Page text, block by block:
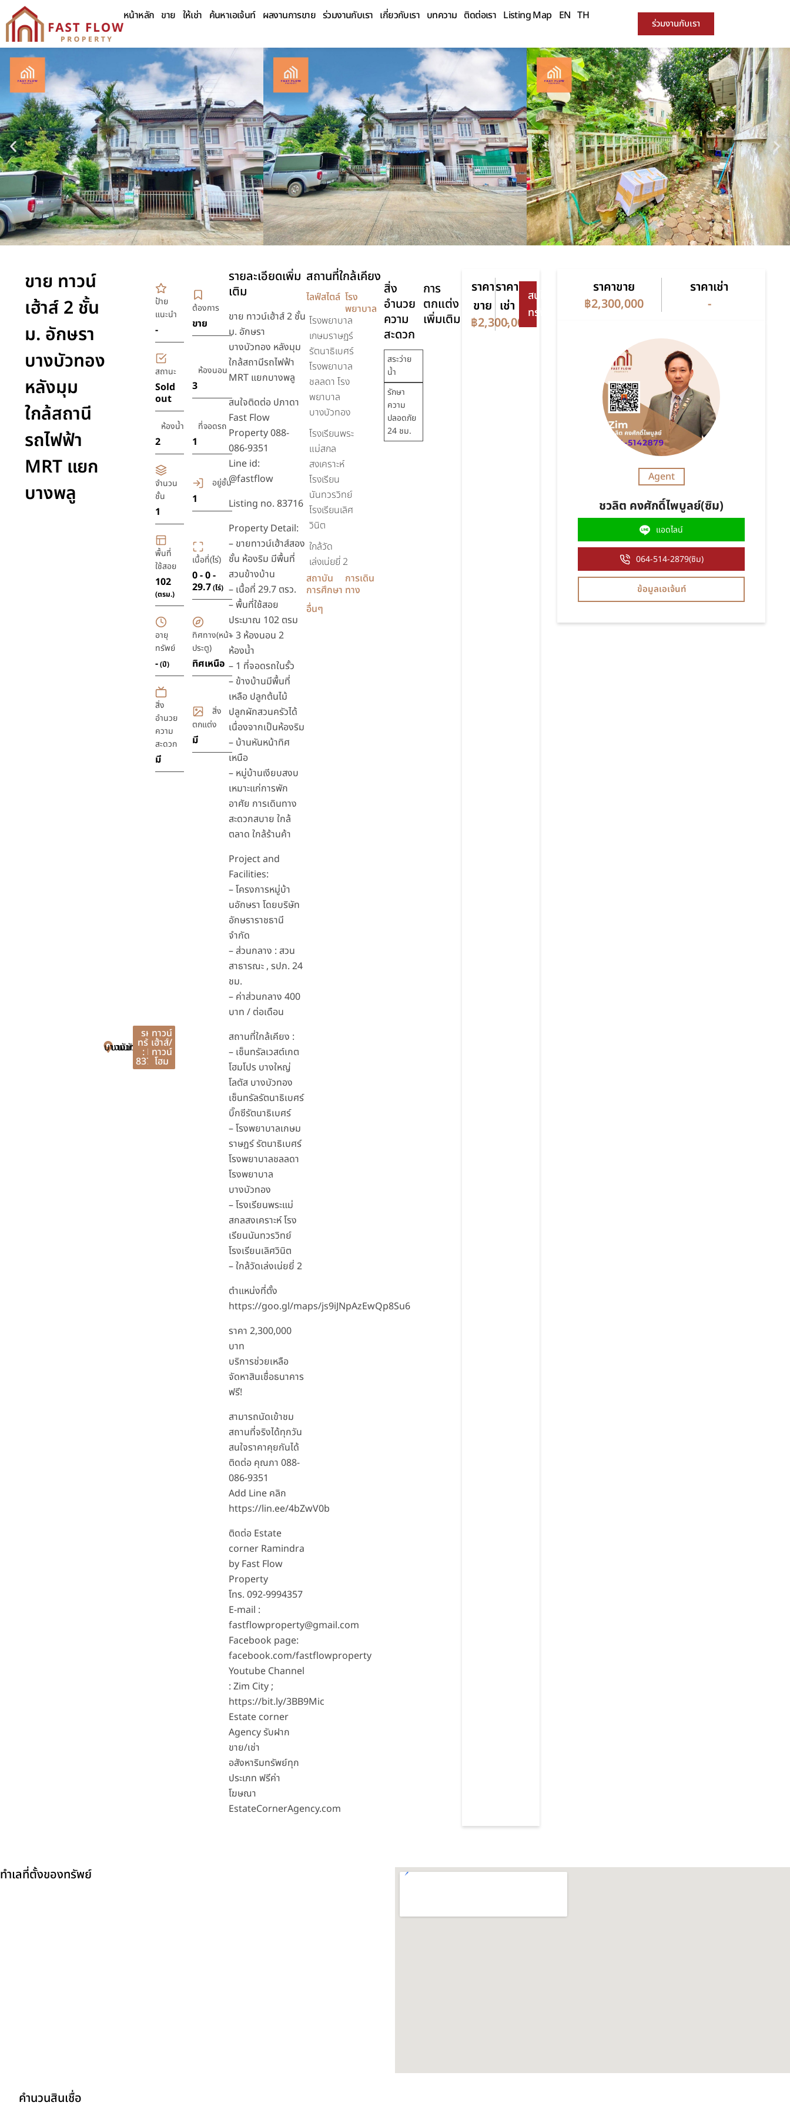
หน้าหลัก ขาย ให้เช่า ค้นหาเอเจ้นท์ ผลงานการขาย ร่วมงานกับเรา เกี่ยวกับเรา บทความ ติดต่อเรา Listing Map EN TH
ร่วมงานกับเรา
ขาย ทาวน์
เฮ้าส์ 2 ชั้น
ม. อักษรา
บางบัวทอง
หลังมุม
ใกล้สถานี
รถไฟฟ้า
MRT แยก
บางพลู
บางบัวทอง
บางบัวทอง
นนทบุรี
รหัส
ทรัพย์
: FF
83716
ทาวน์
เฮ้าส์/
ทาวน์
โฮม
ป้าย
แนะนำ
-
ต้องการ
ขาย
สถานะ
Sold
out
ห้องนอน
3
ห้องน้ำ
2
ที่จอดรถ
1
จำนวน
ชั้น
1
อยู่ชั้น
1
พื้นที่
ใช้สอย
102
(ตรม.)
เนื้อที่(ไร่)
0 - 0 -
29.7(ไร่)
อายุ
ทรัพย์
-(ปี)
ทิศทาง(หน้า
ประตู)
ทิศเหนือ
สิ่ง
อำนวย
ความ
สะดวก
มี
สิ่ง
ตกแต่ง
มี
รายละเอียดเพิ่ม
เติม
ขาย ทาวน์เฮ้าส์ 2 ชั้น
ม. อักษรา
บางบัวทอง หลังมุม
ใกล้สถานีรถไฟฟ้า
MRT แยกบางพลู
สนใจติดต่อ ปภาดา
Fast Flow
Property 088-
086-9351
Line id:
@fastflow
Listing no. 83716
Property Detail:
– ขายทาวน์เฮ้าส์สอง
ชั้น ห้องริม มีพื้นที่
สวนข้างบ้าน
– เนื้อที่ 29.7 ตรว.
– พื้นที่ใช้สอย
ประมาณ 102 ตรม
– 3 ห้องนอน 2
ห้องน้ำ
– 1 ที่จอดรถในรั้ว
– ข้างบ้านมีพื้นที่
เหลือ ปลูกต้นไม้
ปลูกผักสวนครัวได้
เนื่องจากเป็นห้องริม
– บ้านหันหน้าทิศ
เหนือ
– หมู่บ้านเงียบสงบ
เหมาะแก่การพัก
อาศัย การเดินทาง
สะดวกสบาย ใกล้
ตลาด ใกล้ร้านค้า
Project and
Facilities:
– โครงการหมู่บ้า
นอักษรา โดยบริษัท
อักษราราชธานี
จำกัด
– ส่วนกลาง : สวน
สาธารณะ , รปภ. 24
ชม.
– ค่าส่วนกลาง 400
บาท / ต่อเดือน
สถานที่ใกล้เคียง :
– เซ็นทรัลเวสต์เกต
โฮมโปร บางใหญ่
โลตัส บางบัวทอง
เซ็นทรัลรัตนาธิเบศร์
บิ๊กซีรัตนาธิเบศร์
– โรงพยาบาลเกษม
ราษฏร์ รัตนาธิเบศร์
โรงพยาบาลชลลดา
โรงพยาบาล
บางบัวทอง
– โรงเรียนพระแม่
สกลสงเคราะห์ โรง
เรียนนันทวรวิทย์
โรงเรียนเลิศวินิต
– ใกล้วัดเล่งเน่ยยี่ 2
ตำแหน่งที่ตั้ง
https://goo.gl/maps/js9iJNpAzEwQp8Su6
ราคา 2,300,000
บาท
บริการช่วยเหลือ
จัดหาสินเชื่อธนาคาร
ฟรี!
สามารถนัดเข้าชม
สถานที่จริงได้ทุกวัน
สนใจราคาคุยกันได้
ติดต่อ คุณภา 088-
086-9351
Add Line คลิก
https://lin.ee/4bZwV0b
ติดต่อ Estate
corner Ramindra
by Fast Flow
Property
โทร. 092-9994357
E-mail :
fastflowproperty@gmail.com
Facebook page:
facebook.com/fastflowproperty
Youtube Channel
: Zim City ;
https://bit.ly/3BB9Mic
Estate corner
Agency รับฝาก
ขาย/เช่า
อสังหาริมทรัพย์ทุก
ประเภท ฟรีค่า
โฆษณา
EstateCornerAgency.com
สถานที่ใกล้เคียง
ไลฟ์สไตล์
โรงพยาบาล
เกษมราษฏร์
รัตนาธิเบศร์
โรงพยาบาล
ชลลดา โรง
พยาบาล
บางบัวทอง
โรงเรียนพระ
แม่สกล
สงเคราะห์
โรงเรียน
นันทวรวิทย์
โรงเรียนเลิศ
วินิต
ใกล้วัด
เล่งเน่ยยี่ 2
โรง
พยาบาล
สถาบัน
การศึกษา
การเดิน
ทาง
อื่นๆ
สิ่ง
อำนวย
ความ
สะดวก
สระว่าย
น้ำ
รักษา
ความ
ปลอดภัย
24 ชม.
การ
ตกแต่ง
เพิ่มเติม
ราคา
ขาย
฿2,300,000
ราคา
เช่า
-
สนใจ
ทรัพย์
ราคาขาย
฿2,300,000
ราคาเช่า
-
Agent
ชวลิต คงศักดิ์ไพบูลย์(ซิม)
แอดไลน์
064-514-2879(ซิม)
ข้อมูลเอเจ้นท์
ทำเลที่ตั้งของทรัพย์
คำนวนสินเชื่อ